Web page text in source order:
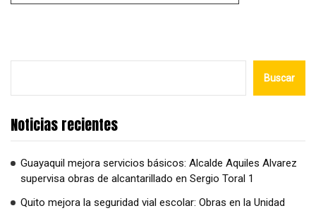
Buscar
Noticias recientes
Guayaquil mejora servicios básicos: Alcalde Aquiles Alvarez
supervisa obras de alcantarillado en Sergio Toral 1
Quito mejora la seguridad vial escolar: Obras en la Unidad